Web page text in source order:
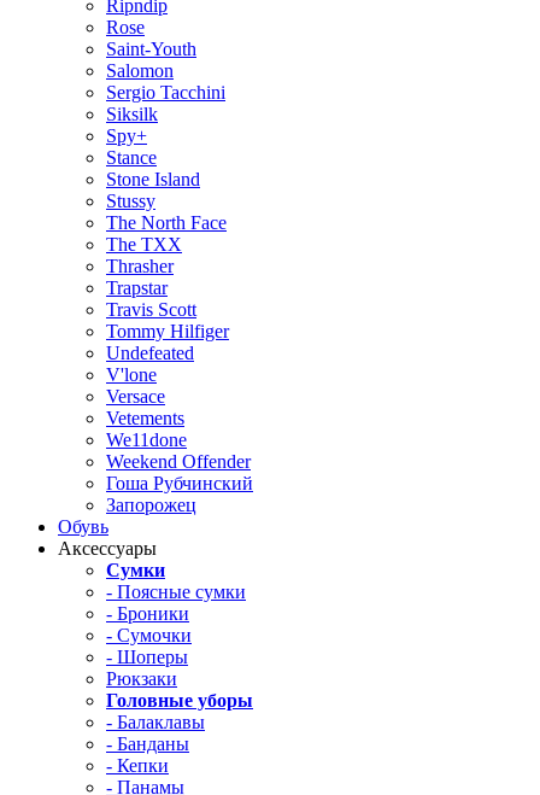
Ripndip
Rose
Saint-Youth
Salomon
Sergio Tacchini
Siksilk
Spy+
Stance
Stone Island
Stussy
The North Face
The TXX
Thrasher
Trapstar
Travis Scott
Tommy Hilfiger
Undefeated
V'lone
Versace
Vetements
We11done
Weekend Offender
Гоша Рубчинский
Запорожец
Обувь
Аксессуары
Сумки
- Поясные сумки
- Броники
- Сумочки
- Шоперы
Рюкзаки
Головные уборы
- Балаклавы
- Банданы
- Кепки
- Панамы